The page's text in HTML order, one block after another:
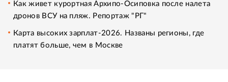
Как живет курортная Архипо-Осиповка после налета
дронов ВСУ на пляж. Репортаж "РГ"
Карта высоких зарплат-2026. Названы регионы, где
платят больше, чем в Москве